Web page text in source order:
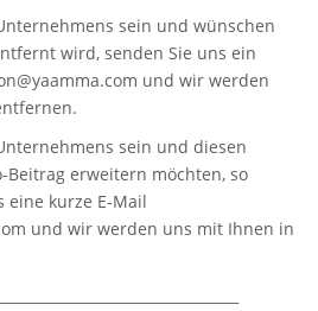
sein und wünschen
wird, senden Sie uns ein
und wir werden
sein und diesen
erweitern möchten, so
eine kurze E-Mail
und wir werden uns mit Ihnen in